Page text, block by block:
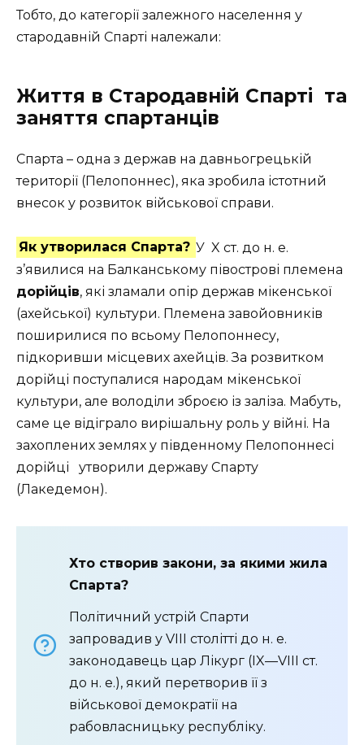
Тобто, до категорії залежного населення у
стародавній Спарті належали:
Життя в Стародавній Спарті та
заняття спартанців
Спарта – одна з держав на давньогрецькій
території (Пелопоннес), яка зробила істотний
внесок у розвиток військової справи.
Як утворилася Спарта? У X ст. до н. е.
з’явилися на Балканському півострові племена
дорійців, які зламали опір держав мікенської
(ахейської) культури. Племена завойовників
поширилися по всьому Пелопоннесу,
підкоривши місцевих ахейців. За розвитком
дорійці поступалися народам мікенської
культури, але володіли зброєю із заліза. Мабуть,
саме це відіграло вирішальну роль у війні. На
захоплених землях у південному Пелопоннесі
дорійці
утворили державу Спарту
(Лакедемон).
Хто створив закони, за якими жила
Спарта?
Політичний устрій Спарти
запровадив у VIII столітті до н. е.
законодавець цар Лікург (IX—VIII ст.
до н. е.), який перетворив її з
військової демократії на
рабовласницьку республіку.